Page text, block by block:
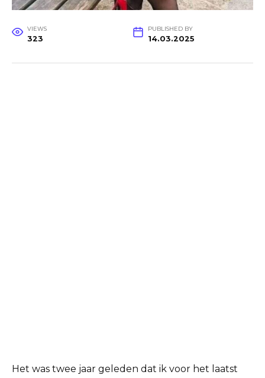
VIEWS
323
PUBLISHED BY
14.03.2025
Het was twee jaar geleden dat ik voor het laatst